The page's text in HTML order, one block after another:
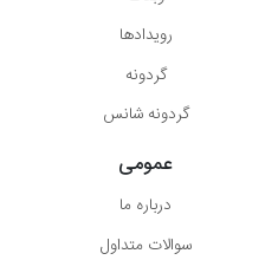
رویدادها
گردونه
گردونه شانس
عمومی
درباره ما
سوالات متداول